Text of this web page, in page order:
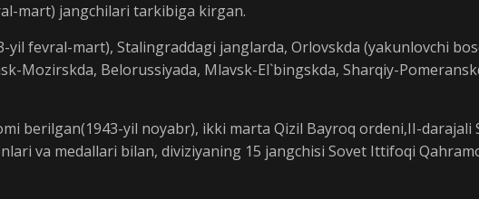
mart) jangchilari tarkibiga kirgan.
yil fevral-mart), Stalingraddagi janglarda, Orlovskda (yakunlovchi
Mozirskda, Belorussiyada, Mlavsk-El`bingskda, Sharqiy-
berilgan(1943-yil noyabr), ikki marta Qizil Bayroq ordeni,II-
va medallari bilan, diviziyaning 15 jangchisi Sovet Ittifoqi